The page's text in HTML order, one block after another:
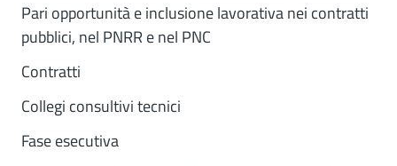
Pari opportunità e inclusione lavorativa nei contratti
pubblici, nel PNRR e nel PNC
Contratti
Collegi consultivi tecnici
Fase esecutiva